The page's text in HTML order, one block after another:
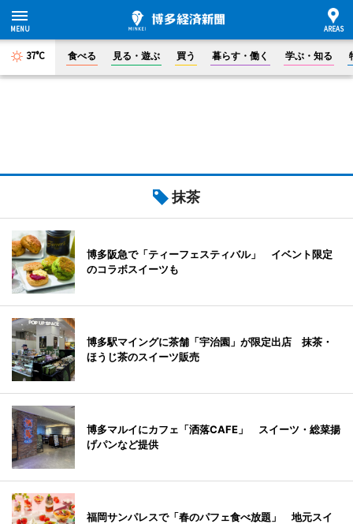
37°C 食べる 見る・遊ぶ 買う 暮らす・働く 学ぶ・知る
抹茶
博多阪急で「ティーフェスティバル」 イベント限定
のコラボスイーツも
博多駅マイングに茶舗「宇治園」が限定出店 抹茶・
ほうじ茶のスイーツ販売
博多マルイにカフェ「洒落CAFE」 スイーツ・総菜揚
げパンなど提供
福岡サンパレスで「春のパフェ食べ放題」 地元スイ